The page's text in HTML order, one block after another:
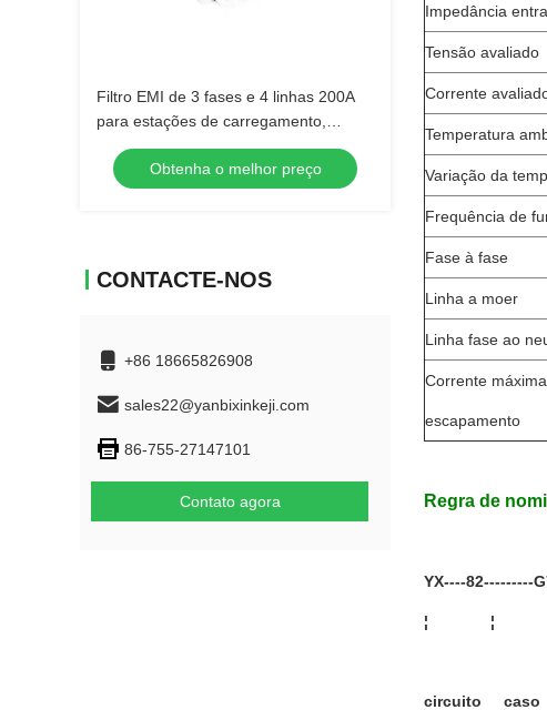
Filtro EMI de 3 fases e 4 linhas 200A
para estações de carregamento,
carregadores de veículos elétricos e
sistemas de alimentação de veículos
elétricos
Obtenha o melhor preço
CONTACTE-NOS
+86 18665826908
sales22@yanbixinkeji.com
86-755-27147101
Contato agora
Impedância
Tensão avaliado
Corrente
Temperatura
Variação da
Frequência de
Fase à fase
Linha a moer
Linha fase ao
Corrente
escapamento
Regra de
YX----82---------
¦ ¦
circuito caso